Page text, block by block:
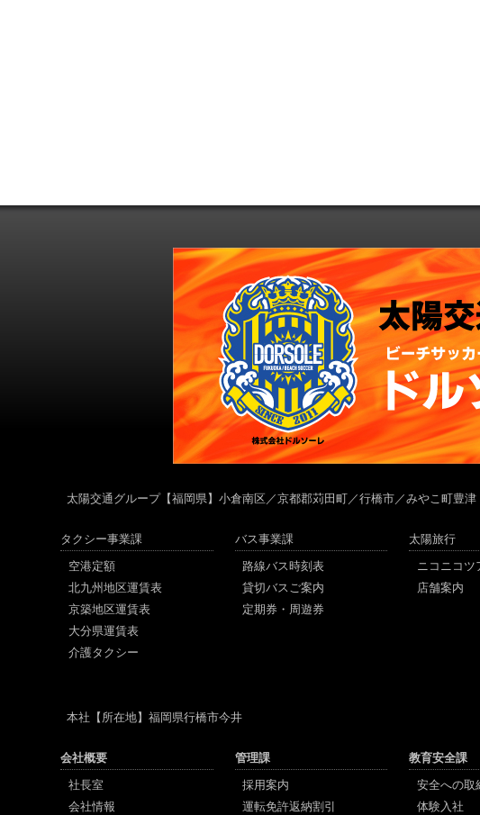
太陽交通グループ【福岡県】小倉南区／京都郡苅田町／行橋市／みやこ町豊
タクシー事業課
空港定額
北九州地区運賃表
京築地区運賃表
大分県運賃表
介護タクシー
バス事業課
路線バス時刻表
貸切バスご案内
定期券・周遊券
太陽旅行
ニコニコツ
店舗案内
本社 【所在地】福岡県行橋市今井
会社概要
社長室
会社情報
管理課
採用案内
運転免許返納割引
教育安全課
安全への取
体験入社